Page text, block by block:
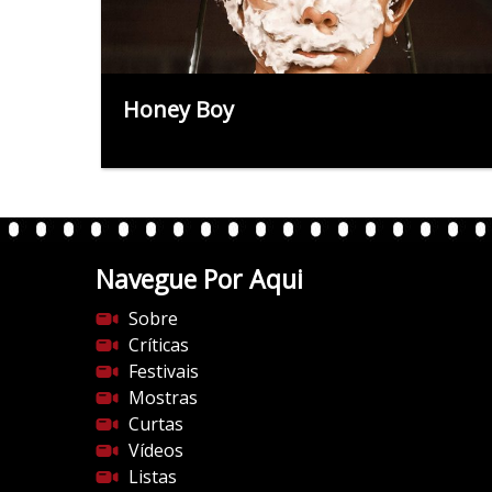
Honey Boy
Navegue Por Aqui
Sobre
Críticas
Festivais
Mostras
Curtas
Vídeos
Listas